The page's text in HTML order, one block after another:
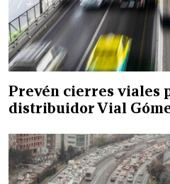
Prevén cierres viales
distribuidor Vial